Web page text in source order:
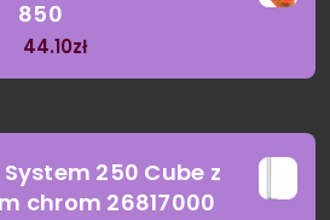
850
44.10zł
250 Cube z
chrom 26817000